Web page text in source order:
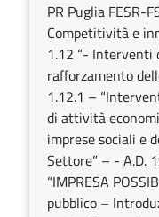
PR Puglia FESR-
Competitività e
1.12 “- Interventi
rafforzamento
1.12.1 –
di attività
imprese sociali e
Settore” – - A.D.
“IMPRESA
pubblico –